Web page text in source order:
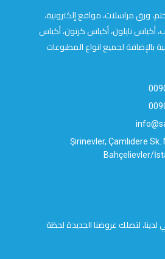
ورق مراسلات، مواقع إلكترونية،
نايلون، أكياس كرتون، أكياس
بالإضافة لجميع انواع المطبوعات
Şirinevler, Çamlıdere Sk.
Bahçelievler/
لتصلك عروضنا الجديدة لحظة